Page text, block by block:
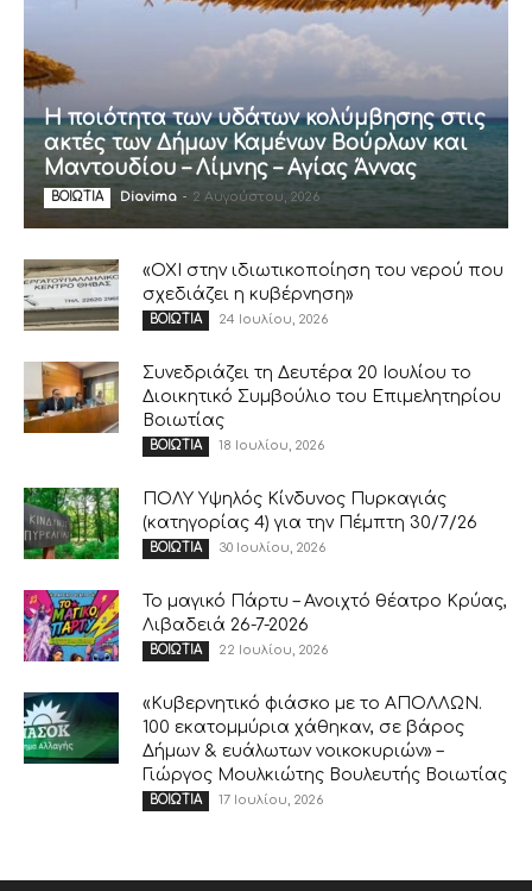
Η ποιότητα των υδάτων κολύμβησης στις
ακτές των Δήμων Καμένων Βούρλων και
Μαντουδίου – Λίμνης – Αγίας Άννας
ΒΟΙΩΤΙΑ Diavima - 2 Αυγούστου, 2026
«ΟΧΙ στην ιδιωτικοποίηση του νερού που
σχεδιάζει η κυβέρνηση»
ΒΟΙΩΤΙΑ 24 Ιουλίου, 2026
Συνεδριάζει τη Δευτέρα 20 Ιουλίου το
Διοικητικό Συμβούλιο του Επιμελητηρίου
Βοιωτίας
ΒΟΙΩΤΙΑ 18 Ιουλίου, 2026
ΠΟΛΥ Υψηλός Κίνδυνος Πυρκαγιάς
(κατηγορίας 4) για την Πέμπτη 30/7/26
ΒΟΙΩΤΙΑ 30 Ιουλίου, 2026
Το μαγικό Πάρτυ – Ανοιχτό θέατρο Κρύας,
Λιβαδειά 26-7-2026
ΒΟΙΩΤΙΑ 22 Ιουλίου, 2026
«Κυβερνητικό φιάσκο με το ΑΠΟΛΛΩΝ.
100 εκατομμύρια χάθηκαν, σε βάρος
Δήμων & ευάλωτων νοικοκυριών» –
Γιώργος Μουλκιώτης Βουλευτής Βοιωτίας
ΒΟΙΩΤΙΑ 17 Ιουλίου, 2026